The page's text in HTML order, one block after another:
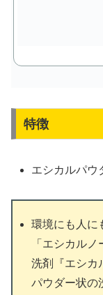
特徴
エシカルパウ
環境にも人に
「エシカル
洗剤『エシカ
パウダー状の